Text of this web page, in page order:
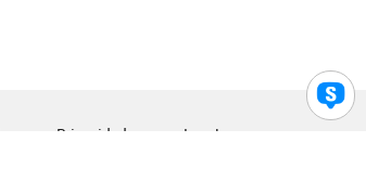
Privacidad Legal